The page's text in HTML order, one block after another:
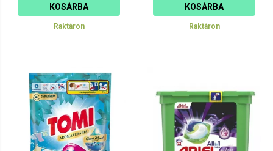
KOSÁRBA
Raktáron
KOSÁRBA
Raktáron